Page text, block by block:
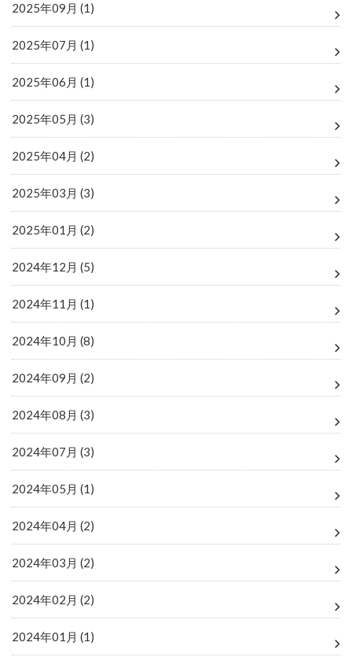
2025年09月 (1)
2025年07月 (1)
2025年06月 (1)
2025年05月 (3)
2025年04月 (2)
2025年03月 (3)
2025年01月 (2)
2024年12月 (5)
2024年11月 (1)
2024年10月 (8)
2024年09月 (2)
2024年08月 (3)
2024年07月 (3)
2024年05月 (1)
2024年04月 (2)
2024年03月 (2)
2024年02月 (2)
2024年01月 (1)